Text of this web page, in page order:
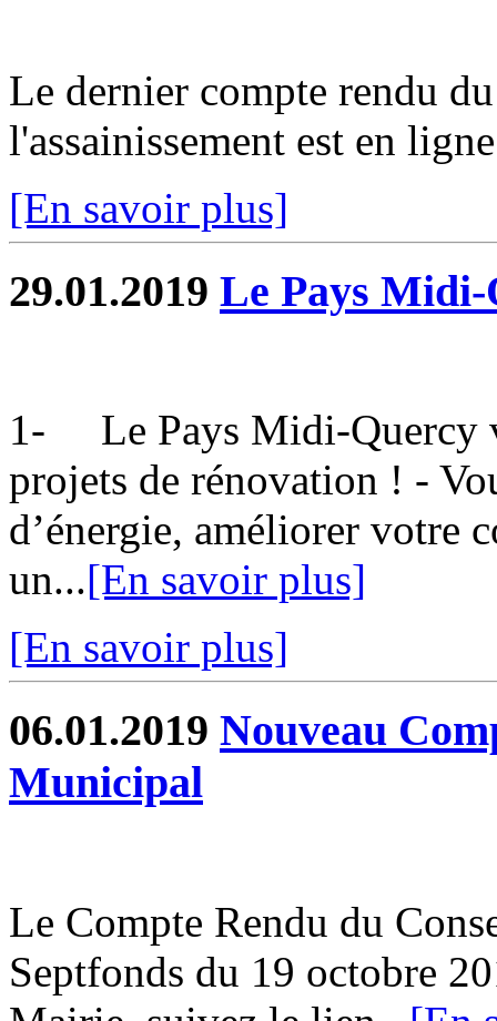
Le dernier compte rendu
l'assainissement est en
[En savoir plus]
29.01.2019 Le Pays Midi-
1- Le Pays Midi-Quercy
projets de rénovation ! -
d’énergie, améliorer votre
un...[En savoir plus]
[En savoir plus]
06.01.2019 Nouveau
Municipal
Le Compte Rendu du
Septfonds du 19 octobre